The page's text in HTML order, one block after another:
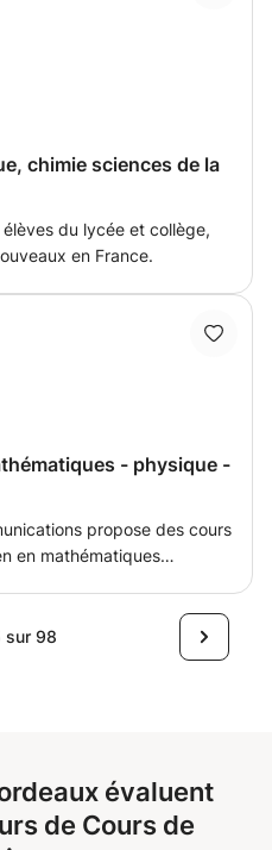
afin d'aider un élève
scientifique.
chimie sciences de la
du lycée et collège,
en France.
- physique -
propose des cours
en mathématiques
de consolidation et
sur 98
évaluent
de Cours de